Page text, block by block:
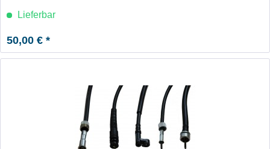
Lieferbar
50,00 € *